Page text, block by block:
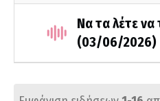
Να τα λέτε
(03/06/2026)